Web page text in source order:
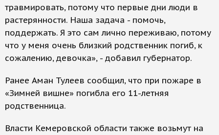
травмировать, потому что первые дни люди в
растерянности. Наша задача - помочь,
поддержать. Я это сам лично переживаю, потому
что у меня очень близкий родственник погиб, к
сожалению, девочка», - добавил губернатор.
Ранее Аман Тулеев сообщил, что при пожаре в
«Зимней вишне» погибла его 11-летняя
родственница.
Власти Кемеровской области также возьмут на